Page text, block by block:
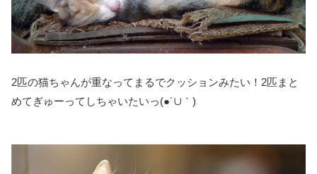
2匹の猫ちゃんが重なってまるでクッションみたい！2匹まと
めてぎゅーってしちゃいたいっ(●´∪｀)